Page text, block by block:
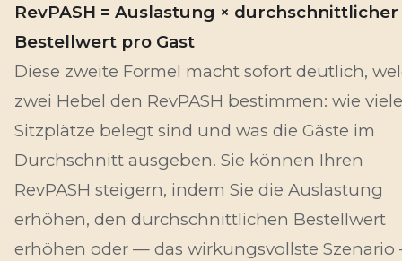
RevPASH = Auslastung × durchschnittlicher
Bestellwert pro Gast
Diese zweite Formel macht sofort deutlich,
zwei Hebel den RevPASH bestimmen: wie viele
Sitzplätze belegt sind und was die Gäste im
Durchschnitt ausgeben. Sie können Ihren
RevPASH steigern, indem Sie die Auslastung
erhöhen, den durchschnittlichen Bestellwert
erhöhen oder — das wirkungsvollste